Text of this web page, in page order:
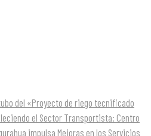
del «Proyecto de riego tecnificado
el Sector Transportista: Centro
impulsa Mejoras en los Servicios